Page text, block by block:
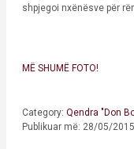
shpjegoi nxënësve për
MË SHUMË FOTO!
Category: Qendra "Don
Publikuar më: 28/05/2015